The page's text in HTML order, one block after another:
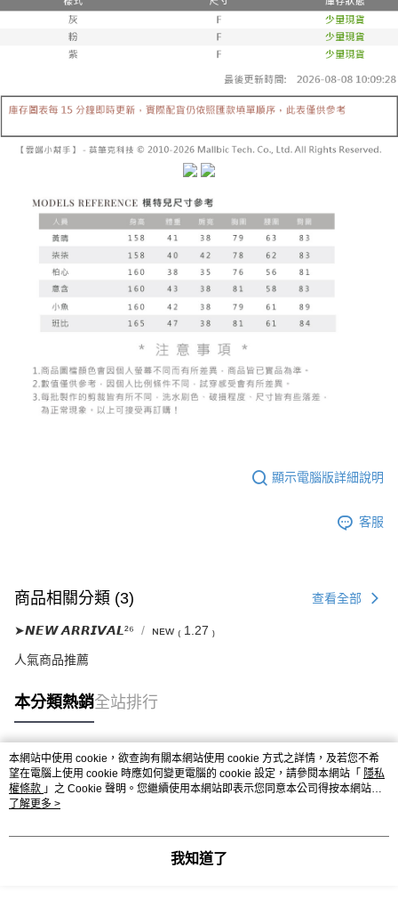
1.分期款項不併入電信帳單，「大哥付你分期」於每月結算日後寄送繳費提
2.透過簡訊連結打開帳單後，可選擇「超商條碼／台灣大直營門市／銀行轉
帳／街口支付／iPASS MONEY」等通路繳費。
1.本服務係由「台灣大哥大股份有限公司」（以下簡稱本公司）所提供，讓
買賣價金債權讓與本公司後，依約使用本公司帳單繳交帳款。
2.基於同意付款使用「大哥付你分期」之契約關係目的，商店將以您的個人
資料（包含姓名、電話或地址）提供予台灣大哥大進項蒐集、處理及利用，
3.完整用戶服務條款，請詳閱以下連結：https://oppay.tw/userRule
【「AFTEE先享後付」結帳流程】
１．於結帳方式選擇「AFTEE先享後付」後，將跳轉至「AFTEE先享後付」
結帳頁面，進行簡訊認證並確認金額後，即可完成結帳。
３．收到繳費通知簡訊後14天內，點擊此簡訊中的連結，可透過四大超商／
ATM／網路銀行／等多元方式進行付款，方視為交易完成。
※ 請注意：結帳手續完成當下不需立刻繳費，但若您需要取消訂單，請聯絡
後付繳納相關費用。
※ 交易是否成功請以「AFTEE先享後付 」之結帳頁面顯示為準，若有關於
是否繳費成功／繳費後需取消欲退款等相關疑問，請聯繫「AFTEE先享後付
【注意事項】
１．透過由恩沛科技股份有限公司提供之「AFTEE先享後付」服務完成之交
易，需依本服務之必要範圍內提供個人資料，並將交易相關給付款項請求債
權轉讓予恩沛科技股份有限公司。
２．關於個人資料處理事宜，請瀏覽以下網址：
https://aftee.tw/terms/#terms3
３．未成年的使用者請事先徵得法定代理人或監護人之同意方可使用
４．使用「AFTEE先享後付」時，將依據個別帳號之用戶狀況，依本公司即
時審查核予不同之上限額度；若仍有額度不足之情形，本公司將視審查結果
請求用戶進行身份認證。
５．嚴禁一人註冊多個帳號或使用他人資訊註冊。若發現惡意使用之情形，
每筆NT$60，滿NT$1,800(含以上)免運費
付款後全家取貨
已關閉，請勿下單
7-11取貨付款
每筆NT$60，滿NT$1,800(含以上)免運費
付款後7-11取貨
每筆NT$100，滿NT$2,500(含以上)免運費
國家/地區配送
顯示電腦版詳細說明
客服
商品相關分類 (3) 查看全部
➤𝙉𝙀𝙒 𝘼𝙍𝙍𝙄𝙑𝘼𝙇²⁶ ɴᴇᴡ ₍ 1.27 ₎
人氣商品推薦
本分類熱銷全站排行
熱門標籤
本網站中使用 cookie，欲查詢有關本網站使用 cookie 方式之詳情，及若您不希
望在電腦上使用 cookie 時應如何變更電腦的 cookie 設定，請參閱本網站「 隱私
權條款 」之 Cookie 聲明。您繼續使用本網站即表示您同意本公司得按本網站使
用條款之 Cookie 聲明使用 cookie。
了解更多 >
我知道了